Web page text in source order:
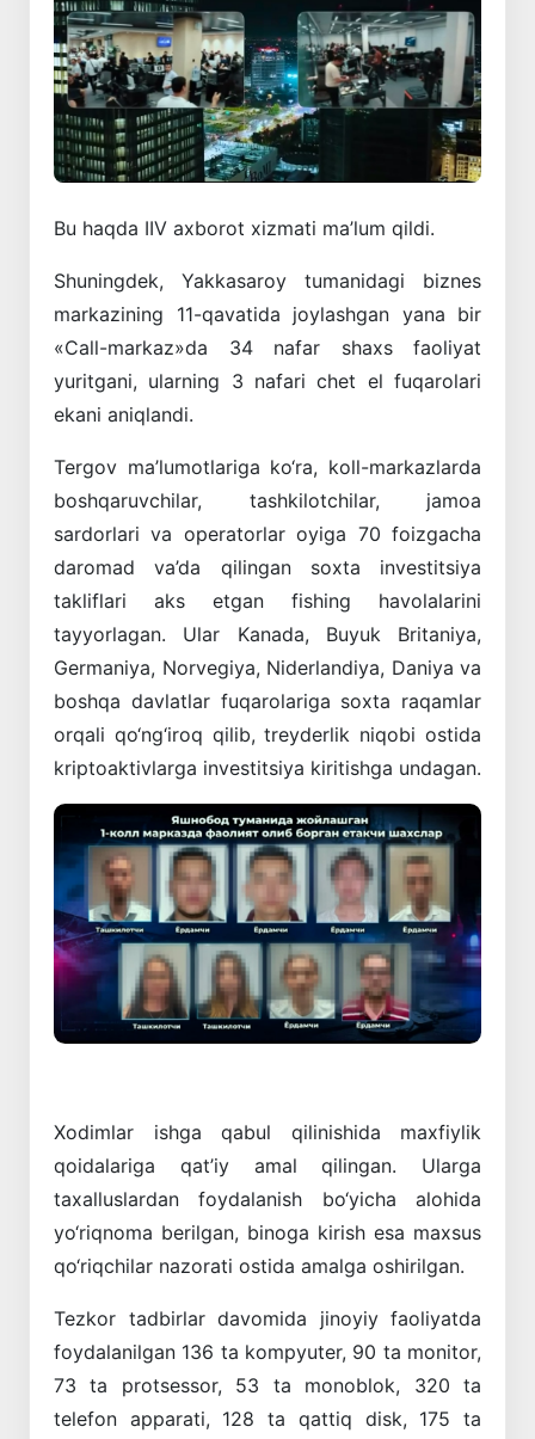
Bu haqda IIV axborot xizmati ma’lum qildi.
Shuningdek, Yakkasaroy tumanidagi biznes
markazining 11-qavatida joylashgan yana bir
«Call-markaz»da 34 nafar shaxs faoliyat
yuritgani, ularning 3 nafari chet el fuqarolari
ekani aniqlandi.
Tergov ma’lumotlariga ko‘ra, koll-markazlarda
boshqaruvchilar, tashkilotchilar, jamoa
sardorlari va operatorlar oyiga 70 foizgacha
daromad va’da qilingan soxta investitsiya
takliflari aks etgan fishing havolalarini
tayyorlagan. Ular Kanada, Buyuk Britaniya,
Germaniya, Norvegiya, Niderlandiya, Daniya va
boshqa davlatlar fuqarolariga soxta raqamlar
orqali qo‘ng‘iroq qilib, treyderlik niqobi ostida
kriptoaktivlarga investitsiya kiritishga undagan.
Xodimlar ishga qabul qilinishida maxfiylik
qoidalariga qat’iy amal qilingan. Ularga
taxalluslardan foydalanish bo‘yicha alohida
yo‘riqnoma berilgan, binoga kirish esa maxsus
qo‘riqchilar nazorati ostida amalga oshirilgan.
Tezkor tadbirlar davomida jinoyiy faoliyatda
foydalanilgan 136 ta kompyuter, 90 ta monitor,
73 ta protsessor, 53 ta monoblok, 320 ta
telefon apparati, 128 ta qattiq disk, 175 ta